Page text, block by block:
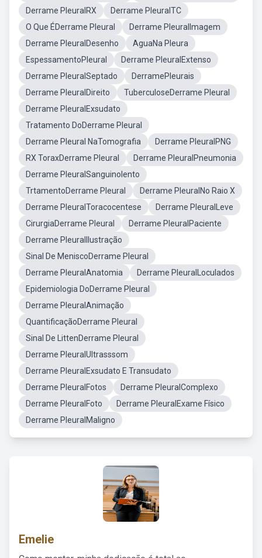
Derrame PleuralRX
Derrame PleuralTC
O Que ÉDerrame Pleural
Derrame PleuralImagem
Derrame PleuralDesenho
AguaNa Pleura
EspessamentoPleural
Derrame PleuralExtenso
Derrame PleuralSeptado
DerramePleurais
Derrame PleuralDireito
TuberculoseDerrame Pleural
Derrame PleuralExsudato
Tratamento DoDerrame Pleural
Derrame Pleural NaTomografia
Derrame PleuralPNG
RX ToraxDerrame Pleural
Derrame PleuralPneumonia
Derrame PleuralSanguinolento
TrtamentoDerrame Pleural
Derrame PleuralNo Raio X
Derrame PleuralToracocentese
Derrame PleuralLeve
CirurgiaDerrame Pleural
Derrame PleuralPaciente
Derrame PleuralIlustração
Sinal De MeniscoDerrame Pleural
Derrame PleuralAnatomia
Derrame PleuralLoculados
Epidemiologia DoDerrame Pleural
Derrame PleuralAnimação
QuantificaçãoDerrame Pleural
Sinal De LittenDerrame Pleural
Derrame PleuralUltrasssom
Derrame PleuralExsudato E Transudato
Derrame PleuralFotos
Derrame PleuralComplexo
Derrame PleuralFoto
Derrame PleuralExame Físico
Derrame PleuralMaligno
Emelie